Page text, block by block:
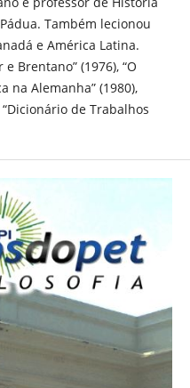
Também lecionou
e América Latina.
Brentano” (1976), “O
na Alemanha” (1980),
de Trabalhos